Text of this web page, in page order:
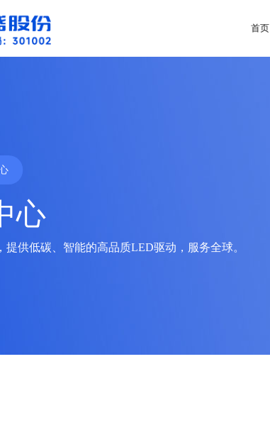
首页
心
提供低碳、智能的高品质LED驱动，服务全球。